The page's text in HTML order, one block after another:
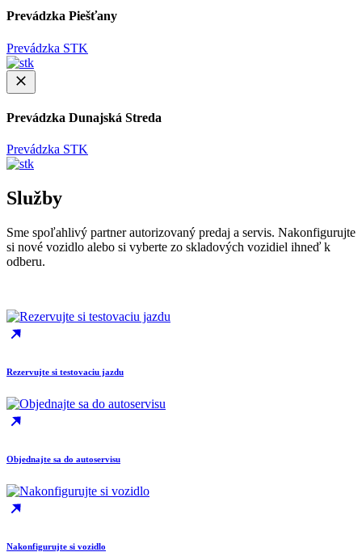
Prevádzka Piešťany
Prevádzka STK
Prevádzka Dunajská Streda
Prevádzka STK
Služby
Sme spoľahlivý partner autorizovaný predaj a servis. Nakonfigurujte
si nové vozidlo alebo si vyberte zo skladových vozidiel ihneď k
odberu.
Rezervujte si testovaciu jazdu
Objednajte sa do autoservisu
Nakonfigurujte si vozidlo